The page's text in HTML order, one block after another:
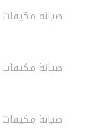
صيانة مكيفات
صيانة مكيفات
صيانة مكيفات